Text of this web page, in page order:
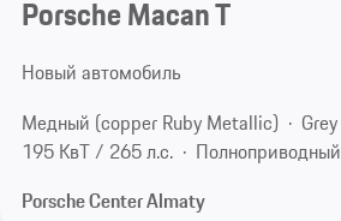
Porsche Macan T
Новый автомобиль
Медный (copper Ruby Metallic)
Grey
195 КвТ / 265 л.с.
Полноприводный
Porsche Center Almaty